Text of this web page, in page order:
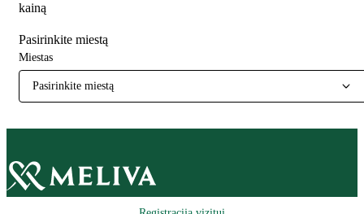
kainą
Pasirinkite miestą
Miestas
Pasirinkite miestą